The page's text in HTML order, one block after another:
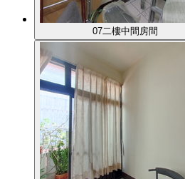
07二樓中間房間